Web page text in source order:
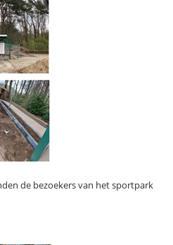
de bezoekers van het sportpark